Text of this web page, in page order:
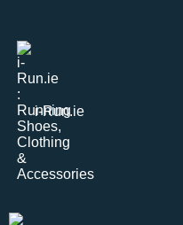
i-Run.ie